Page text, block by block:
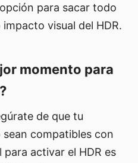
para sacar todo
visual del HDR.
momento para
de que tu
compatibles con
para activar el HDR es